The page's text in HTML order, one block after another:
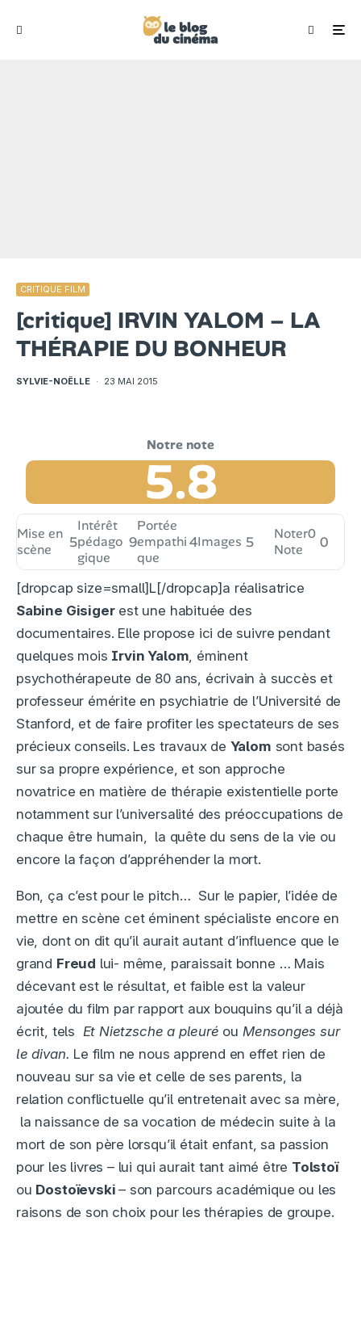
CRITIQUE FILM
[critique] IRVIN YALOM – LA
THÉRAPIE DU BONHEUR
SYLVIE-NOËLLE · 23 MAI 2015
Mise en
scène
5
Intérêt
pédago
gique
9
Portée
empathi
que
4Images 5 Noter0
Note
0
5.8
[dropcap size=small]L[/dropcap]a réalisatrice
Sabine Gisigerest une habituée des
documentaires. Elle propose ici de suivre pendant
quelques mois Irvin Yalom, éminent
psychothérapeute de 80 ans, écrivain à succès et
professeur émérite en psychiatrie de l’Université de
Stanford, et de faire profiter les spectateurs de ses
précieux conseils. Les travaux de Yalom sont basés
sur sa propre expérience, et son approche
novatrice en matière de thérapie existentielle porte
notamment sur l’universalité des préoccupations de
chaque être humain, la quête du sens de la vie ou
encore la façon d’appréhender la mort.
Bon, ça c’est pour le pitch… Sur le papier, l’idée de
mettre en scène cet éminent spécialiste encore en
vie, dont on dit qu’il aurait autant d’influence que le
grand Freud lui- même, paraissait bonne … Mais
décevant est le résultat, et faible est la valeur
ajoutée du film par rapport aux bouquins qu’il a déjà
écrit, tels Et Nietzsche a pleuré ou Mensonges sur
le divan. Le film ne nous apprend en effet rien de
nouveau sur sa vie et celle de ses parents, la
relation conflictuelle qu’il entretenait avec sa mère,
la naissance de sa vocation de médecin suite à la
mort de son père lorsqu’il était enfant, sa passion
pour les livres – lui qui aurait tant aimé être Tolstoï
ou Dostoïevski– son parcours académique ou les
raisons de son choix pour les thérapies de groupe.